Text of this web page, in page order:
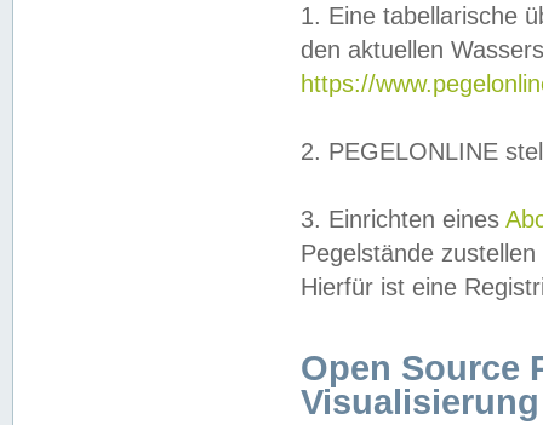
1. Eine tabellarische
den aktuellen
https://
2. PEGELONLINE
3. Einrichten eines
Pegelstände
Hierfür ist eine
Open Source
Visualisierung